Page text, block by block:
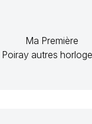
Ma Première
Poiray autres